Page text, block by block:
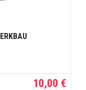
10,00 €